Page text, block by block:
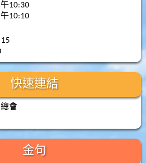
10:30
10:10
快速連結
會
金句